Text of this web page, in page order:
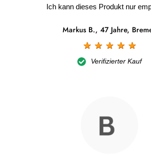
Ich kann dieses Produkt nur
Markus B., 47 Jahre,
☆ ☆ ☆ ☆ ☆
Verifizierter Kauf